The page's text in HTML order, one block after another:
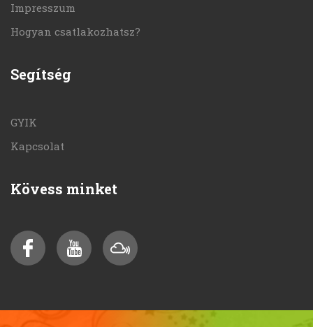
Impresszum
Hogyan csatlakozhatsz?
Segítség
GYIK
Kapcsolat
Kövess minket